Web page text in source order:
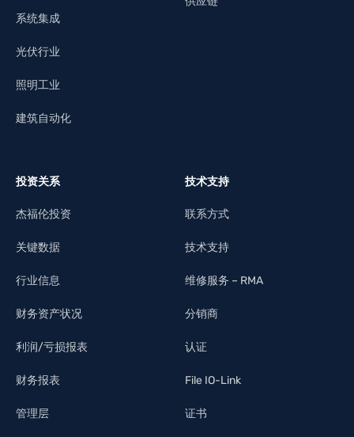
系统集成
光伏行业
照明工业
建筑自动化
投资关系
杰福伦投资
关键数据
行业信息
财务资产状况
利润/亏损报表
财务报表
管理层
技术支持
联系方式
技术支持
维修服务 – RMA
分销商
认证
File IO-Link
证书